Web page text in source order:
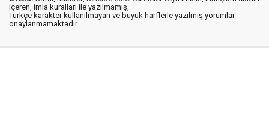
içeren, imla kuralları ile yazılmamış,
Türkçe karakter kullanılmayan ve büyük harflerle yazılmış yorumlar
onaylanmamaktadır.